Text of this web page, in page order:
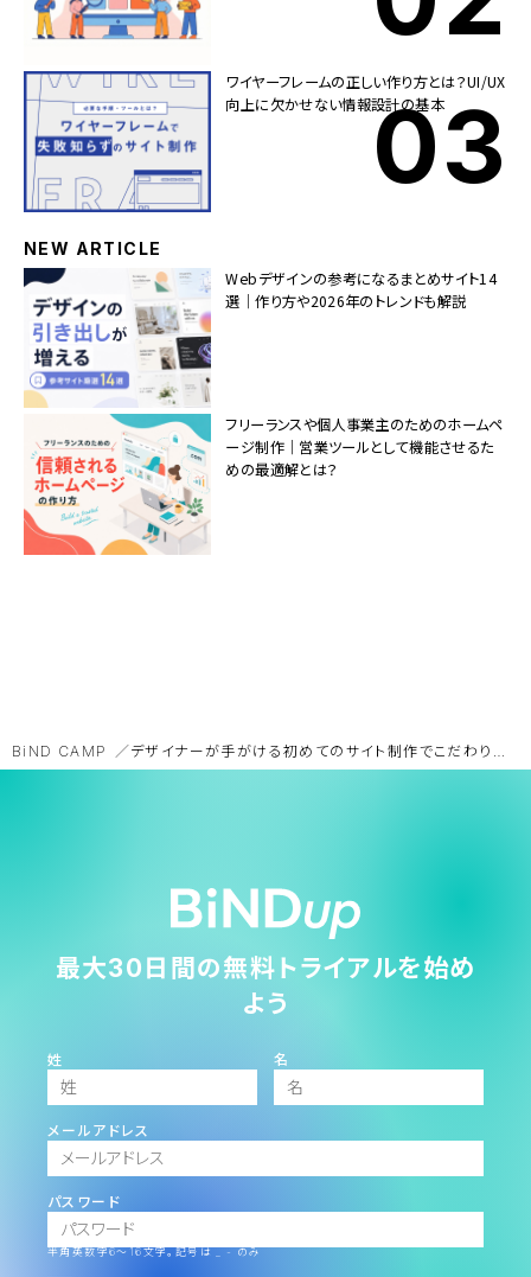
ワイヤーフレームの正しい作り方とは？UI/UX
向上に欠かせない情報設計の基本
NEW ARTICLE
Webデザインの参考になるまとめサイト14
選｜作り方や2026年のトレンドも解説
フリーランスや個人事業主のためのホームペ
ージ制作｜営業ツールとして機能させるた
めの最適解とは？
BiND CAMP デザイナーが手がける初めてのサイト制作でこだわりのECサイトを実現。BiNDup受賞インタビュー
最大30日間の無料トライアルを始め
よう
姓 名
メールアドレス
パスワード
半角英数字6～16文字。記号は _ - のみ